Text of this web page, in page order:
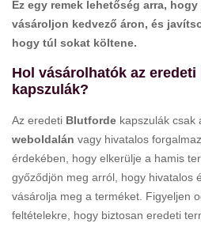
Ez egy remek lehetőség arra,
vásároljon kedvező áron, és
hogy túl sokat költene.
Hol vásárolhatók az
kapszulák?
Az eredeti Blutforde kapszulák csak
weboldalán vagy hivatalos
érdekében, hogy elkerülje a hamis
győződjön meg arról, hogy hivatalos
vásárolja meg a terméket. Figyeljen
feltételekre, hogy biztosan eredeti